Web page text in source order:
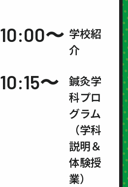
10:00〜 学校紹
介
10:15〜
鍼灸学
科プロ
グラム
（学科
説明＆
体験授
業）